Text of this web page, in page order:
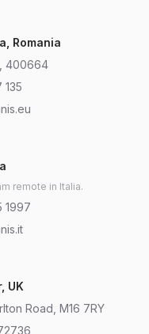
Romania
400664
remote in Italia.
1997
UK
Road, M16 7RY